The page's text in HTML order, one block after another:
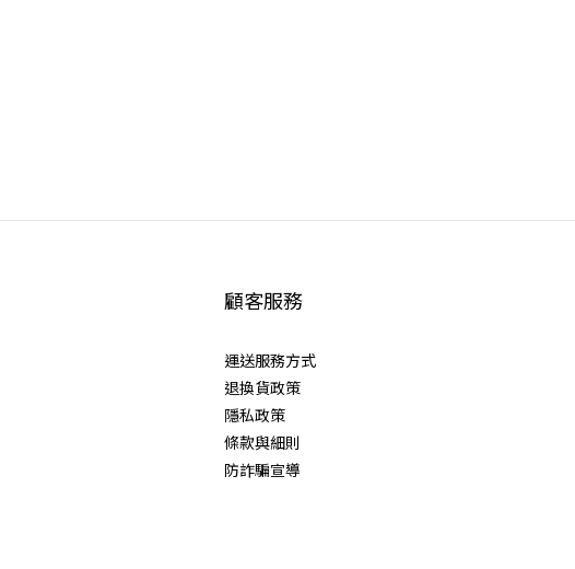
顧客服務
運送服務方式
退換貨政策
隱私政策
條款與細則
防詐騙宣導